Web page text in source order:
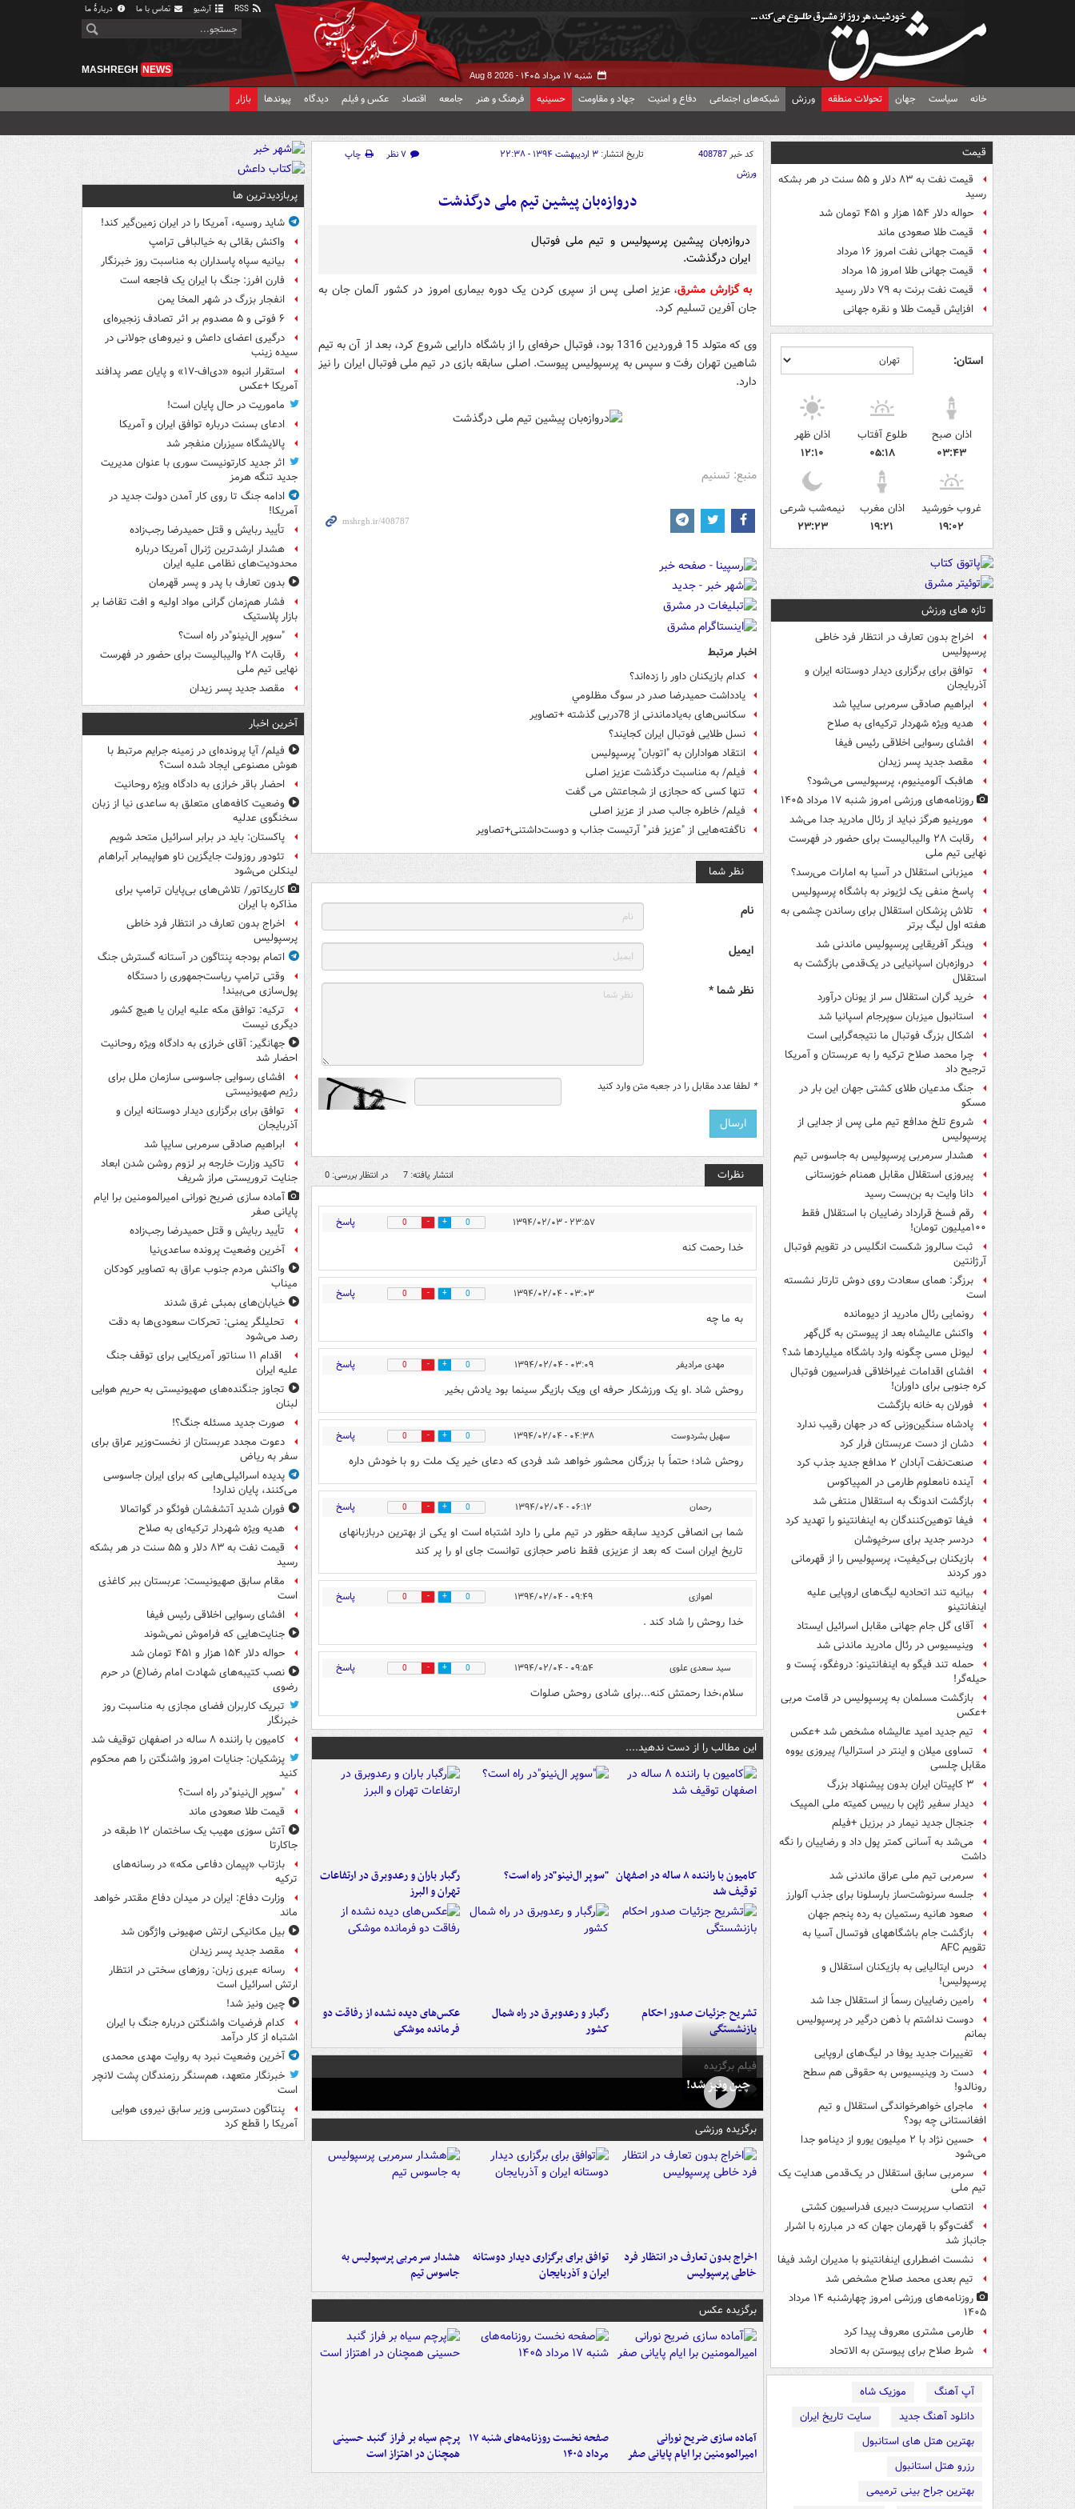
آرشیو تماس با ما دربارهٔ ما
شنبه ۱۷ مرداد ۱۴۰۵ - Aug 8 2026
MASHREGH NEWS
خانه سیاست جهان تحولات منطقه ورزش شبکه‌های اجتماعی دفاع و امنیت جهاد و مقاومت حسینیه فرهنگ و هنر جامعه اقتصاد عکس و فیلم دیدگاه پیوندها بازار
قیمت
قیمت نفت به ۸۳ دلار و ۵۵ سنت در هر بشکه
رسید
حواله دلار ۱۵۴ هزار و ۴۵۱ تومان شد
قیمت طلا صعودی ماند
قیمت جهانی نفت امروز ۱۶ مرداد
قیمت جهانی طلا امروز ۱۵ مرداد
قیمت نفت برنت به ۷۹ دلار رسید
افزایش قیمت طلا و نقره جهانی
استان:
اذان صبح
۰۳:۴۳
طلوع آفتاب
۰۵:۱۸
اذان ظهر
۱۲:۱۰
غروب خورشید
۱۹:۰۲
اذان مغرب
۱۹:۲۱
نیمه‌شب شرعی
۲۳:۲۳
تازه های ورزش
اخراج بدون تعارف در انتظار فرد خاطی
پرسپولیس
توافق برای برگزاری دیدار دوستانه ایران و
آذربایجان
ابراهیم صادقی سرمربی سایپا شد
هدیه ویژه شهردار ترکیه‌ای به صلاح
افشای رسوایی اخلاقی رئیس فیفا
مقصد جدید پسر زیدان
هافبک آلومینیوم، پرسپولیسی می‌شود؟
روزنامه‌های ورزشی امروز ‌شنبه ۱۷ مرداد ۱۴۰۵
مورینیو هرگز نباید از رئال مادرید جدا می‌شد
رقابت ۲۸ والیبالیست برای حضور در فهرست
نهایی تیم ملی
میزبانی استقلال در آسیا به امارات می‌رسد؟
پاسخ منفی یک لژیونر به باشگاه پرسپولیس
تلاش پزشکان استقلال برای رساندن چشمی به
هفته اول لیگ برتر
وینگر آفریقایی پرسپولیس ماندنی شد
دروازه‌بان اسپانیایی در یک‌قدمی بازگشت به
استقلال
خرید گران استقلال سر از یونان درآورد
استانبول میزبان سوپرجام اسپانیا شد
اشکال بزرگ فوتبال ما نتیجه‌گرایی است
چرا محمد صلاح ترکیه را به عربستان و آمریکا
ترجیح داد
جنگ مدعیان طلای کشتی جهان این بار در
مسکو
شروع تلخ مدافع تیم ملی پس از جدایی از
پرسپولیس
هشدار سرمربی پرسپولیس به جاسوس تیم
پیروزی استقلال مقابل همنام خوزستانی
دانا وایت به بن‌بست رسید
رقم فسخ قرارداد رضاییان با استقلال فقط
۱۰۰میلیون تومان!
ثبت سالروز شکست انگلیس در تقویم فوتبال
آرژانتین
برزگر: همای سعادت روی دوش تارتار نشسته
است
رونمایی رئال مادرید از دیومانده
واکنش عالیشاه بعد از پیوستن به گل‌گهر
لیونل مسی چگونه وارد باشگاه میلیاردها شد؟
افشای اقدامات غیراخلاقی فدراسیون فوتبال
کره جنوبی برای داوران!
فورلان به خانه بازگشت
پادشاه سنگین‌وزنی که در جهان رقیب ندارد
دشان از دست عربستان فرار کرد
صنعت‌نفت آبادان ۲ مدافع جدید جذب کرد
آینده نامعلوم طارمی در المپیاکوس
بازگشت اندونگ به استقلال منتفی شد
فیفا توهین‌کنندگان به اینفانتینو را تهدید کرد
دردسر جدید برای سرخپوشان
بازیکنان بی‌کیفیت، پرسپولیس را از قهرمانی
دور کردند
بیانیه تند اتحادیه لیگ‌های اروپایی علیه
اینفانتینو
آقای گل جام جهانی مقابل اسرائیل ایستاد
وینیسیوس در رئال مادرید ماندنی شد
حمله تند فیگو به اینفانتینو: دروغگو، پَست‌ و
حیله‌گر!
بازگشت مسلمان به پرسپولیس در قامت مربی
+عکس
تیم جدید امید عالیشاه مشخص شد +عکس
تساوی میلان و اینتر در استرالیا/ پیروزی یووه
مقابل چلسی
۳ کاپیتان ایران بدون پیشنهاد بزرگ
دیدار سفیر ژاپن با رییس کمیته ملی المپیک
جنجال جدید نیمار در برزیل +فیلم
می‌شد به آسانی کمتر پول داد و رضاییان را نگه
داشت
سرمربی تیم ملی عراق ماندنی شد
جلسه سرنوشت‌ساز بارسلونا برای جذب آلوارز
صعود هانیه رستمیان به رده پنجم جهان
بازگشت جام باشگاههای فوتسال آسیا به
تقویم AFC
درس ایتالیایی‌ به بازیکنان استقلال و
پرسپولیس!
رامین رضاییان رسماً از استقلال جدا شد
دوست نداشتم با ذهن درگیر در پرسپولیس
بمانم
تغییرات جدید یوفا در لیگ‌های اروپایی
دست رد وینیسیوس به حقوقی هم سطح
رونالدو!
ماجرای خواهرخواندگی استقلال و تیم
افغانستانی چه بود؟
حسین نژاد با ۲ میلیون یورو از دینامو جدا
می‌شود
سرمربی سابق استقلال در یک‌قدمی هدایت یک
تیم ملی
انتصاب سرپرست دبیری فدراسیون کشتی
گفت‌وگو با قهرمان جهان که در مبارزه با اشرار
جانباز شد
نشست اضطراری اینفانتینو با مدیران ارشد فیفا
تیم بعدی محمد صلاح مشخص شد
روزنامه‌های ورزشی امروز چهارشنبه ۱۴ مرداد
۱۴۰۵
طارمی مشتری معروف پیدا کرد
شرط صلاح برای پیوستن به الاتحاد
آپ آهنگ
موزیک شاه
دانلود آهنگ جدید
سایت تاریخ ایران
بهترین هتل های استانبول
رزرو هتل استانبول
بهترین جراح بینی ترمیمی
کد خبر408787 تاریخ انتشار: ۳ اردیبهشت ۱۳۹۴ - ۲۲:۳۸ ۷ نظر
چاپ
ورزش
دروازه‌بان پیشین تیم ملی درگذشت
دروازه‌بان پیشین پرسپولیس و تیم ملی فوتبال
ایران درگذشت.
به گزارش مشرق، عزیز اصلی پس از سپری کردن یک دوره بیماری امروز در کشور آلمان جان به
جان آفرین تسلیم کرد.
وی که متولد 15 فروردین 1316 بود، فوتبال حرفه‌ای را از باشگاه دارایی شروع کرد، بعد از آن به تیم
شاهین تهران رفت و سپس به پرسپولیس پیوست. اصلی سابقه بازی در تیم ملی فوتبال ایران را نیز
دارد.
منبع: تسنیم
اخبار مرتبط
کدام بازيکنان داور را زده‌اند؟
يادداشت حميدرضا صدر در سوگ مظلومي
سکانس‌های به‌یادماندنی‌ از 78دربی‌ گذشته +تصاویر
نسل طلایی فوتبال ایران کجایند؟
انتقاد هواداران به "اتوبان" پرسپولیس
فیلم/ به مناسبت درگذشت عزیز اصلی
تنها کسی که حجازی از شجاعتش می گفت
فیلم/ خاطره جالب صدر از عزیز اصلی
ناگفته‌هایی از "عزیز فنر" آرتیست جذاب و دوست‌داشتنی+تصاویر
نظر شما
نام
ایمیل
نظر شما *
* لطفا عدد مقابل را در جعبه متن وارد کنید
نظرات انتشار یافته: 7 در انتظار بررسی: 0
۲۳:۵۷ - ۱۳۹۴/۰۲/۰۳ 0
0 پاسخ
خدا رحمت کنه
۰۳:۰۳ - ۱۳۹۴/۰۲/۰۴ 0
0 پاسخ
به ما چه
مهدی مرادیفر ۰۳:۰۹ - ۱۳۹۴/۰۲/۰۴ 0
0 پاسخ
روحش شاد .او یک ورزشکار حرفه ای ویک بازیگر سینما بود یادش بخیر
سهیل بشردوست ۰۴:۳۸ - ۱۳۹۴/۰۲/۰۴ 0
0 پاسخ
روحش شاد؛ حتماً با بزرگان محشور خواهد شد فردی که دعای خیر یک ملت رو با خودش داره
رحمان ۰۶:۱۲ - ۱۳۹۴/۰۲/۰۴ 0
0 پاسخ
شما بی انصافی کردید سابقه حظور در تیم ملی را دارد اشتباه است او یکی از بهترین دربازبانهای
تاریخ ایران است که بعد از عزیزی فقط ناصر حجازی توانست جای او را پر کند
اهوازی ۰۹:۴۹ - ۱۳۹۴/۰۲/۰۴ 0
0 پاسخ
خدا روحش را شاد کند .
سید سعدی علوی ۰۹:۵۴ - ۱۳۹۴/۰۲/۰۴ 0
0 پاسخ
سلام،خدا رحمتش کنه...برای شادی روحش صلوات
این مطالب را از دست ندهید....
کامیون با راننده ۸ ساله در اصفهان
توقیف شد
"سوپر ال‌نینو"در راه است؟
رگبار باران و رعدوبرق در ارتفاعات
تهران و البرز
تشریح جزئیات صدور احکام
بازنشستگی
رگبار و رعدوبرق در راه شمال
کشور
عکس‌های دیده نشده از رفاقت دو
فرمانده‌ موشکی
فیلم برگزیده
چین ونیز شد!
برگزیده ورزشی
اخراج بدون تعارف در انتظار فرد
خاطی پرسپولیس
توافق برای برگزاری دیدار دوستانه
ایران و آذربایجان
هشدار سرمربی پرسپولیس به
جاسوس تیم
برگزیده عکس
آماده سازی ضریح نورانی
امیرالمومنین برا ایام پایانی صفر
صفحه نخست روزنامه‌های شنبه ۱۷
مرداد ۱۴۰۵
پرچم سیاه بر فراز گنبد حسینی
همچنان در اهتزاز است
پربازدیدترین ها
شاید روسیه، آمریکا را در ایران زمین‌گیر کند!
واکنش بقائی به خیالبافی ترامپ
بیانیه سپاه پاسداران به مناسبت روز خبرنگار
فارن افرز: جنگ با ایران یک فاجعه است
انفجار بزرگ در شهر المخا یمن
۶ فوتی و ۵ مصدوم بر اثر تصادف زنجیره‌ای
درگیری اعضای داعش و نیروهای جولانی در
سیده زینب
استقرار انبوه «دی‌اف‑۱۷» و پایان عصر پدافند
آمریکا +عکس
ماموریت در حال پایان است!
ادعای بسنت درباره توافق ایران و آمریکا
پالایشگاه سیزران منفجر شد
اثر جدید کارتونیست سوری با عنوان مدیریت
جدید تنگه هرمز
ادامه جنگ تا روی کار آمدن دولت جدید در
آمریکا!
تأیید ربایش و قتل حمیدرضا رجب‌زاده
هشدار ارشدترین ژنرال آمریکا درباره
محدودیت‌های نظامی علیه ایران
بدون تعارف با پدر و پسر قهرمان
فشار هم‌زمان گرانی مواد اولیه و افت تقاضا بر
بازار پلاستیک
"سوپر ال‌نینو"در راه است؟
رقابت ۲۸ والیبالیست برای حضور در فهرست
نهایی تیم ملی
مقصد جدید پسر زیدان
آخرین اخبار
فیلم/ آیا پرونده‌ای در زمینه جرایم مرتبط با
هوش مصنوعی ایجاد شده است؟
احضار باقر خرازی به دادگاه ویژه روحانیت
وضعیت کافه‌های متعلق به ساعدی نیا از زبان
سخنگوی عدلیه
پاکستان: باید در برابر اسرائیل متحد شویم
تئودور روزولت جایگزین ناو هواپیمابر آبراهام
لینکلن می‌شود
کاریکاتور/ تلاش‌های بی‌پایان ترامپ برای
مذاکره با ایران
اخراج بدون تعارف در انتظار فرد خاطی
پرسپولیس
اتمام بودجه پنتاگون در آستانه گسترش جنگ
وقتی ترامپ ریاست‌جمهوری را دستگاه
پول‌سازی می‌بیند!
ترکیه: توافق مکه علیه ایران یا هیچ کشور
دیگری نیست
جهانگیر: آقای خرازی به دادگاه ویژه روحانیت
احضار شد
افشای رسوایی جاسوسی سازمان ملل برای
رژیم صهیونیستی
توافق برای برگزاری دیدار دوستانه ایران و
آذربایجان
ابراهیم صادقی سرمربی سایپا شد
تاکید وزارت خارجه بر لزوم روشن شدن ابعاد
جنایت تروریستی مراز شریف
آماده سازی ضریح نورانی امیرالمومنین برا ایام
پایانی صفر
تأیید ربایش و قتل حمیدرضا رجب‌زاده
آخرین وضعیت پرونده ساعدی‌نیا
واکنش مردم جنوب عراق به تصاویر کودکان
میناب
خیابان‌های بمبئی غرق شدند
تحلیلگر یمنی: تحرکات سعودی‌ها به دقت
رصد می‌شود
اقدام ۱۱ سناتور آمریکایی برای توقف جنگ
علیه ایران
تجاوز جنگنده‌های صهیونیستی به حریم هوایی
لبنان
صورت جدید مسئله جنگ؟!
دعوت مجدد عربستان از نخست‌وزیر عراق برای
سفر به ریاض
پدیده اسرائیلی‌هایی که برای ایران جاسوسی
می‌کنند، پایان ندارد!
فوران شدید آتشفشان فوئگو در گواتمالا
هدیه ویژه شهردار ترکیه‌ای به صلاح
قیمت نفت به ۸۳ دلار و ۵۵ سنت در هر بشکه
رسید
مقام سابق صهیونیست: عربستان ببر کاغذی
است
افشای رسوایی اخلاقی رئیس فیفا
جنایت‌هایی که فراموش نمی‌شوند
حواله دلار ۱۵۴ هزار و ۴۵۱ تومان شد
نصب کتیبه‌های شهادت امام رضا(ع) در حرم
رضوی
تبریک کاربران فضای مجازی به مناسبت روز
خبرنگار
کامیون با راننده ۸ ساله در اصفهان توقیف شد
پزشکیان: جنایات امروز واشنگتن را هم محکوم
کنید
"سوپر ال‌نینو"در راه است؟
قیمت طلا صعودی ماند
آتش سوزی مهیب یک ساختمان ۱۲ طبقه در
جاکارتا
بازتاب «پیمان دفاعی مکه» در رسانه‌های
ترکیه
وزارت دفاع: ایران در میدان دفاع مقتدر خواهد
ماند
بیل مکانیکی ارتش صهیونی واژگون شد
مقصد جدید پسر زیدان
رسانه عبری زبان: روزهای سختی در انتظار
ارتش اسرائیل است
چین ونیز شد!
کدام فرضیات واشنگتن درباره جنگ با ایران
اشتباه از کار درآمد
آخرین وضعیت نبرد به روایت مهدی محمدی
خبرنگار متعهد، هم‌سنگر رزمندگان پشت لانچر
است
پنتاگون دسترسی وزیر سابق نیروی هوایی
آمریکا را قطع کرد